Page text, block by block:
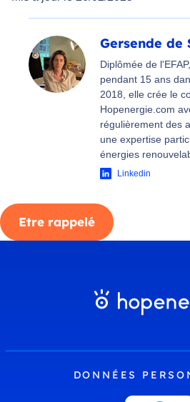
Gersende de
Diplômée de
pendant 15 ans
2018, elle crée le
Hopenergie.com
régulièrement des
une expertise
énergies
Linkedin
Etre rappelé
DONNÉES